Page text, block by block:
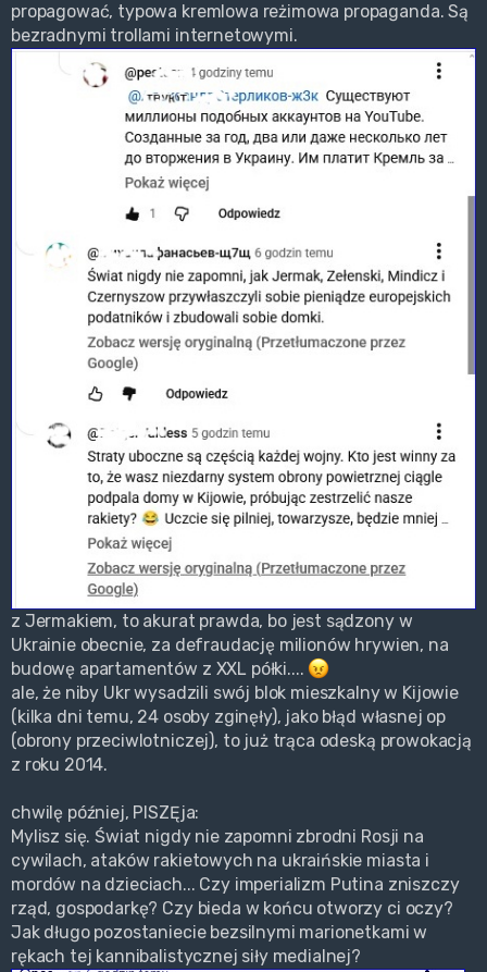
propagować, typowa kremlowa reżimowa propaganda. Są
bezradnymi trollami internetowymi.
z Jermakiem, to akurat prawda, bo jest sądzony w
Ukrainie obecnie, za defraudację milionów hrywien, na
budowę apartamentów z XXL półki....
ale, że niby Ukr wysadzili swój blok mieszkalny w Kijowie
(kilka dni temu, 24 osoby zginęły), jako błąd własnej op
(obrony przeciwlotniczej), to już trąca odeską prowokacją
z roku 2014.
chwilę później, PISZĘja:
Mylisz się. Świat nigdy nie zapomni zbrodni Rosji na
cywilach, ataków rakietowych na ukraińskie miasta i
mordów na dzieciach... Czy imperializm Putina zniszczy
rząd, gospodarkę? Czy bieda w końcu otworzy ci oczy?
Jak długo pozostaniecie bezsilnymi marionetkami w
rękach tej kannibalistycznej siły medialnej?